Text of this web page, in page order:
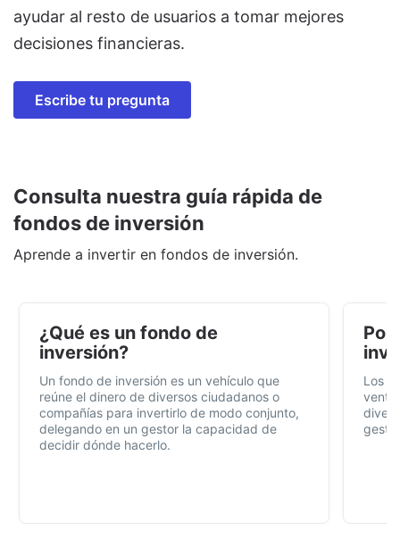
ayudar al resto de usuarios a tomar mejores
decisiones financieras.
Escribe tu pregunta
Consulta nuestra guía rápida de
fondos de inversión
Aprende a invertir en fondos de inversión.
¿Qué es un fondo de
inversión?
Un fondo de inversión es un vehículo que
reúne el dinero de diversos ciudadanos o
compañías para invertirlo de modo conjunto,
delegando en un gestor la capacidad de
decidir dónde hacerlo.
Por
Los